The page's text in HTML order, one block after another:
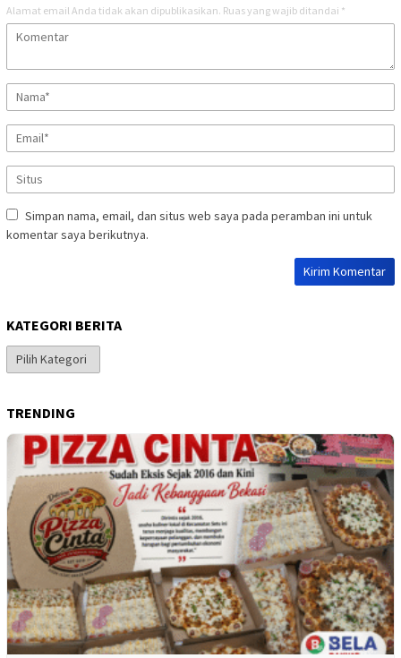
Alamat email Anda tidak akan dipublikasikan. Ruas yang wajib ditandai *
Simpan nama, email, dan situs web saya pada peramban ini untuk
komentar saya berikutnya.
KATEGORI BERITA
Kategori
Berita
TRENDING